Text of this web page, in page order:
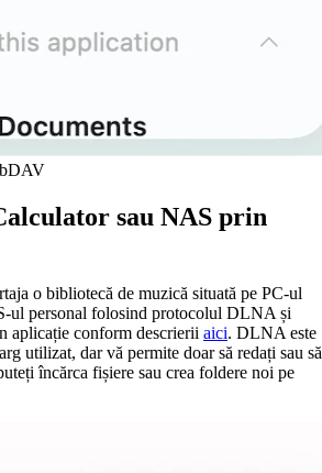
sau NAS prin
o bibliotecă de muzică situată pe PC-ul
ul personal folosind protocolul DLNA și
aplicație conform descrierii aici. DLNA este
utilizat, dar vă permite doar să redați sau să
încărca fișiere sau crea foldere noi pe